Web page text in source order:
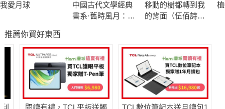
我愛月球
中國古代文學經典
書系·舊時風月：徐
移動的樹都轉到我
的背面（伍佰詩歌
推薦你買好東西
閱讀有禮，TCL平板送觸
TCL數位筆記本送月讀包1